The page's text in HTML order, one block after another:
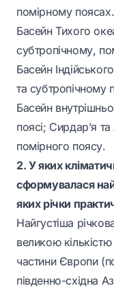
помірному поясах.
Басейн Тихого
субтропічному,
Басейн
та субтропічному
Басейн
поясі; Сирдар’я
помірного поясу.
2. У яких
сформувалася
яких річки
Найгустіша
великою кількістю
частини Європи
південно-східна